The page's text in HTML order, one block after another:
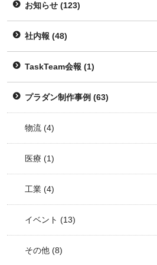
お知らせ (123)
社内報 (48)
TaskTeam会報 (1)
プラダン制作事例 (63)
物流 (4)
医療 (1)
工業 (4)
イベント (13)
その他 (8)